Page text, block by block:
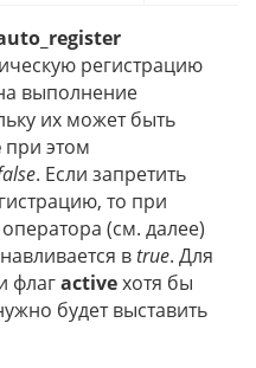
регистрацию
выполнение
их может быть
при этом
. Если запретить
то при
(см. далее)
вtrue. Для
флагactiveхотя бы
будет выставить